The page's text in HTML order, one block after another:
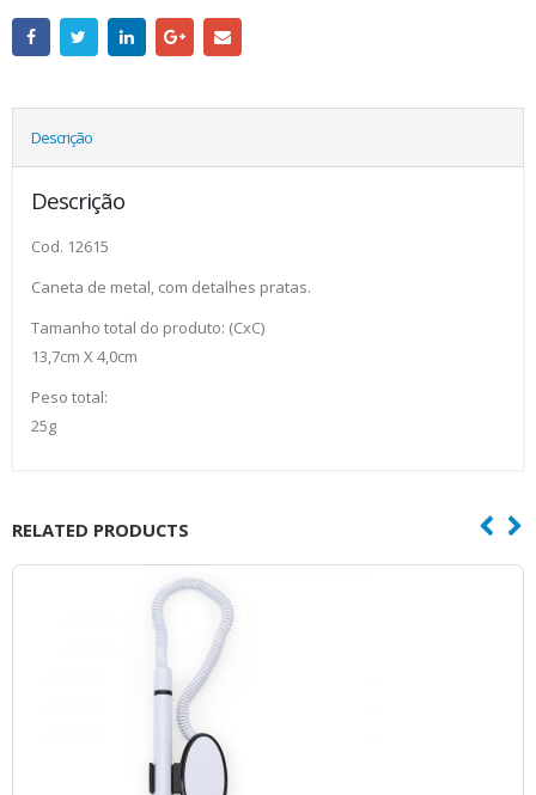
Descrição
Descrição
Cod. 12615
Caneta de metal, com detalhes pratas.
Tamanho total do produto: (CxC)
13,7cm X 4,0cm
Peso total:
25g
RELATED PRODUCTS